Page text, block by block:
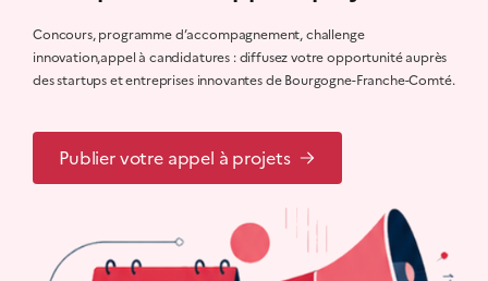
Concours, programme d’accompagnement, challenge
innovation,appel à candidatures : diffusez votre opportunité auprès
des startups et entreprises innovantes de Bourgogne-Franche-Comté.
Publier votre appel à projets